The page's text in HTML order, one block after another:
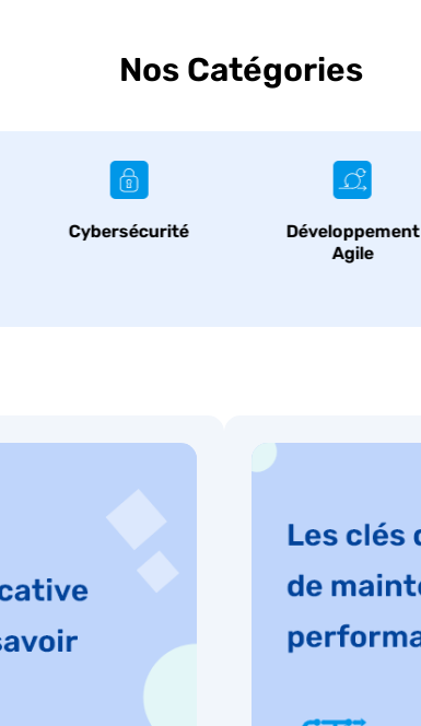
Nos Catégories
Cybersécurité
Développement
Agile